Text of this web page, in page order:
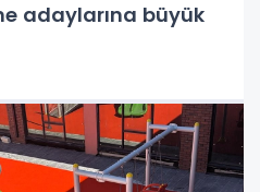
adaylarına büyük